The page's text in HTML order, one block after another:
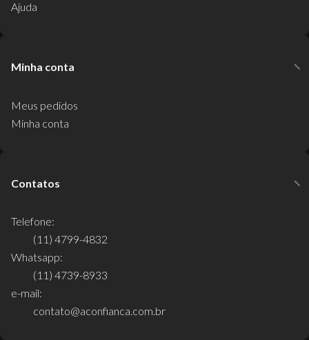
Ajuda
Minha conta
Meus pedidos
Minha conta
Contatos
Telefone:
(11) 4799-4832
Whatsapp:
(11) 4739-8933
e-mail:
contato@aconfianca.com.br